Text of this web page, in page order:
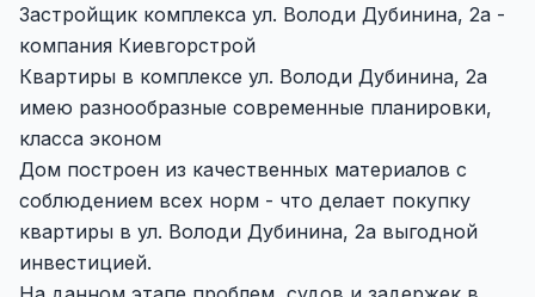
Застройщик комплекса ул. Володи Дубинина, 2а -
компания Киевгорстрой
Квартиры в комплексе ул. Володи Дубинина, 2а
имею разнообразные современные планировки,
класса эконом
Дом построен из качественных материалов с
соблюдением всех норм - что делает покупку
квартиры в ул. Володи Дубинина, 2а выгодной
инвестицией.